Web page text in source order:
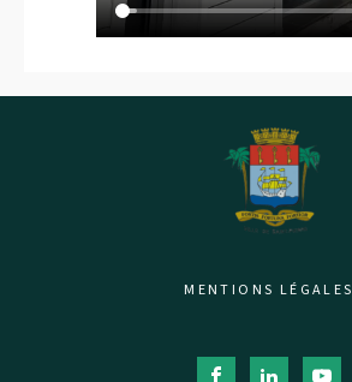
MENTIONS LÉGALES